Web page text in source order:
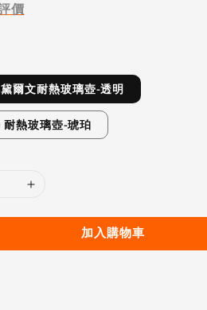
價
爾文耐熱玻璃壺-透明
耐熱玻璃壺-琥珀
加入購物車